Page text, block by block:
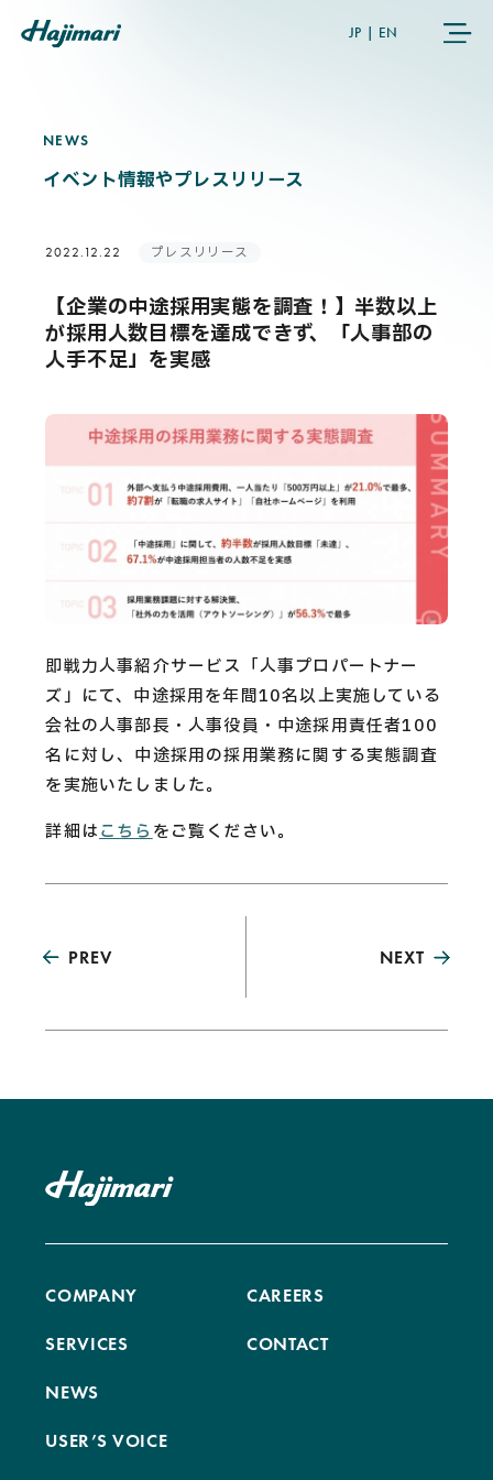
JP EN
COMPANY
NEWS
USER’S VOICE
MEMBERS
CAREERS
CONTACT
Privacy Policy
Security Action
NEWS
NEWS
イベント情報やプレスリリース
2022.12.22 プレスリリース
【企業の中途採用実態を調査！】半数以上
が採用人数目標を達成できず、「人事部の
人手不足」を実感
即戦力人事紹介サービス「人事プロパートナー
ズ」にて、中途採用を年間10名以上実施している
会社の人事部長・人事役員・中途採用責任者100
名に対し、中途採用の採用業務に関する実態調査
を実施いたしました。
詳細はこちら をご覧ください。
PREV NEXT
COMPANY
SERVICES
NEWS
USER’S VOICE
CAREERS
CONTACT